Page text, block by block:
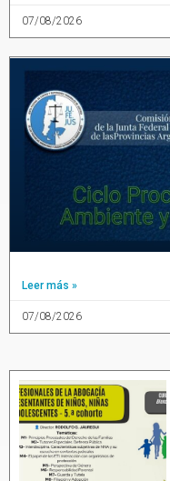
07/08/2026
Leer más »
07/08/2026